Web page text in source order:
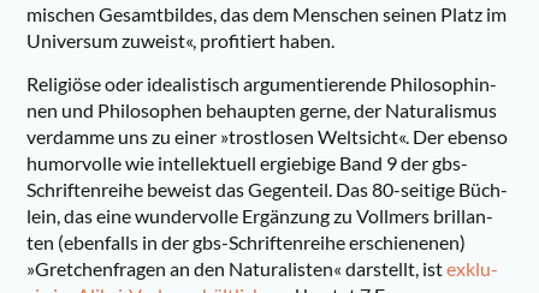
mi­schen Gesamt­bil­des, das dem Men­schen sei­nen Platz im
Uni­ver­sum zuweist«, pro­fi­tiert haben.
Reli­giö­se oder idea­lis­tisch argu­men­tie­ren­de Phi­lo­so­phin­
nen und Phi­lo­so­phen behaup­ten ger­ne, der Natu­ra­lis­mus
ver­dam­me uns zu einer »trost­lo­sen Welt­sicht«. Der eben­so
humor­vol­le wie intel­lek­tu­ell ergie­bi­ge Band 9 der gbs-
Schrif­ten­rei­he beweist das Gegen­teil. Das 80-sei­ti­ge Büch­
lein, das eine wun­der­vol­le Ergän­zung zu Voll­mers bril­lan­
ten (eben­falls in der gbs-Schrif­ten­rei­he erschie­ne­nen)
»Gret­chen­fra­gen an den Natu­ra­lis­ten« dar­stellt, istexklu­